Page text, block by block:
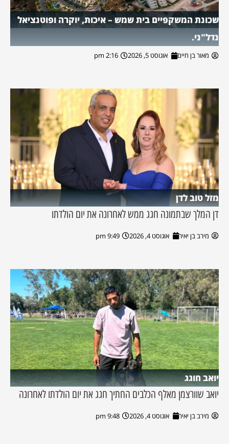
שכונת המשקפיים בית שמש – איכות, יוקרה ופוטנציאל
נדל"ני.
מאור בן חיים אוגוסט 5, 2026 2:16 pm
מזל טוב לדן
דן המלך שבתמונה חגג ממש לאחרונה את יום הולדתו
מירב בן יאיר אוגוסט 4, 2026 9:49 pm
יואב חוגג
יואב שוורצמן מאלף הכלבים החתיך חגג את יום הולדתו לאחרונה
מירב בן יאיר אוגוסט 4, 2026 9:48 pm